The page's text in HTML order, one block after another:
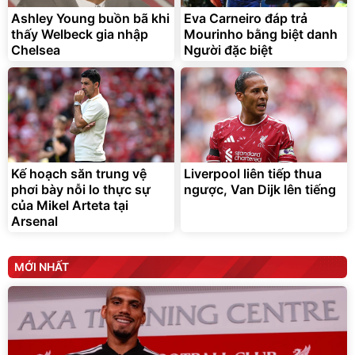
325.000đ
Đã bán nhiều
7.092.000đ
Đang xem nhiều
G-FORCE VIETNA
Ashley Young buồn bã khi
thấy Welbeck gia nhập
Chelsea
Eva Carneiro đáp trả
Mourinho bằng biệt danh
Người đặc biệt
Kế hoạch săn trung vệ
phơi bày nỗi lo thực sự
của Mikel Arteta tại
Arsenal
Liverpool liên tiếp thua
ngược, Van Dijk lên tiếng
MỚI NHẤT